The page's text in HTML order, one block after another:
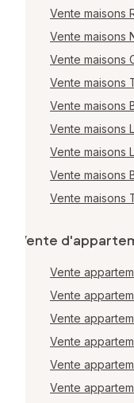
Vente maisons
Vente maisons
Vente maisons
Vente maisons
Vente maisons
Vente maisons
Vente maisons
Vente maisons
Vente maisons
Vente
Vente
Vente
Vente
Vente
Vente
Vente